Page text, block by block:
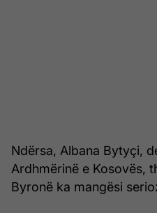
Ndërsa, Albana Bytyçi,
Ardhmërinë e Kosovës,
Byronë ka mangësi